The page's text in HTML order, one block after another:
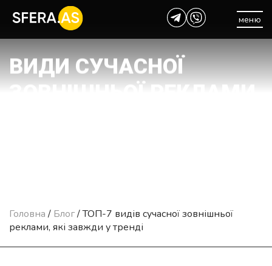
меню
ВИДИ СУЧАСНОЇ
ЗОВНІШНЬОЇ РЕКЛАМИ,
Головна / Блог/ТОП-7 видів сучасної зовнішньої
реклами, які завжди у тренді